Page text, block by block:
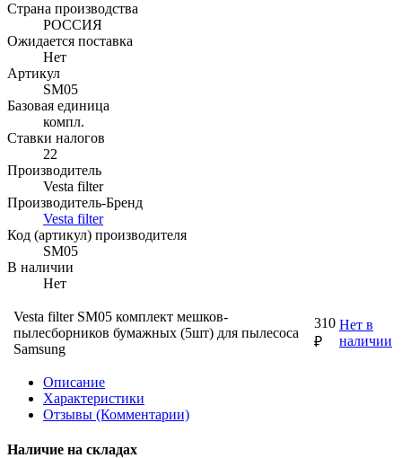
Страна производства
РОССИЯ
Ожидается поставка
Нет
Артикул
SM05
Базовая единица
компл.
Ставки налогов
22
Производитель
Vesta filter
Производитель-Бренд
Vesta filter
Код (артикул) производителя
SM05
В наличии
Нет
Vesta filter SM05 комплект мешков-
пылесборников бумажных (5шт) для пылесоса
Samsung
310
₽
Нет в
наличии
Описание
Характеристики
Отзывы (Комментарии)
Наличие на складах